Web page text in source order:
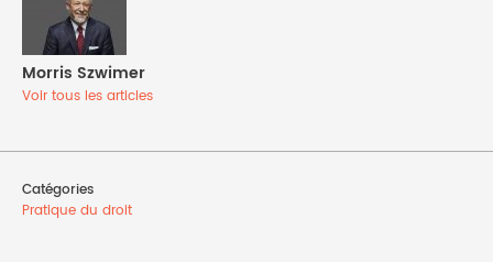
Morris Szwimer
Voir tous les articles
Catégories
Pratique du droit